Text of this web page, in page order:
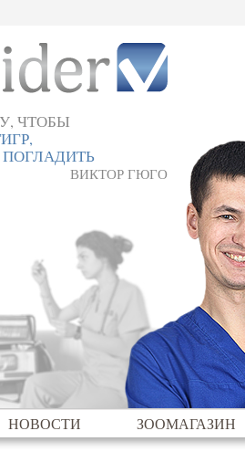
ЧТОБЫ
ВИКТОР ГЮГО
НОВОСТИ ЗООМАГАЗИН